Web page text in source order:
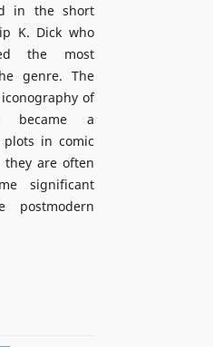
in the short
K. Dick who
the most
genre. The
of
became a
in comic
they are often
significant
postmodern